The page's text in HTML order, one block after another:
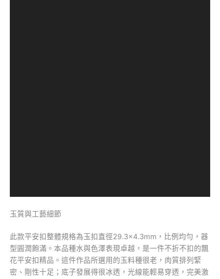
玉質與工藝細節
此款平安扣整體規格為玉扣直徑29.3×4.3mm，比例均勻，器
型圓潤飽滿。本品種水與色澤表現卓越，是一件不折不扣的飄
花平安扣精品。這件作品所選用的玉料種很老，肉質排列緊
密、剛性十足；底子發展得很冰透，光線能輕易穿透，完美激